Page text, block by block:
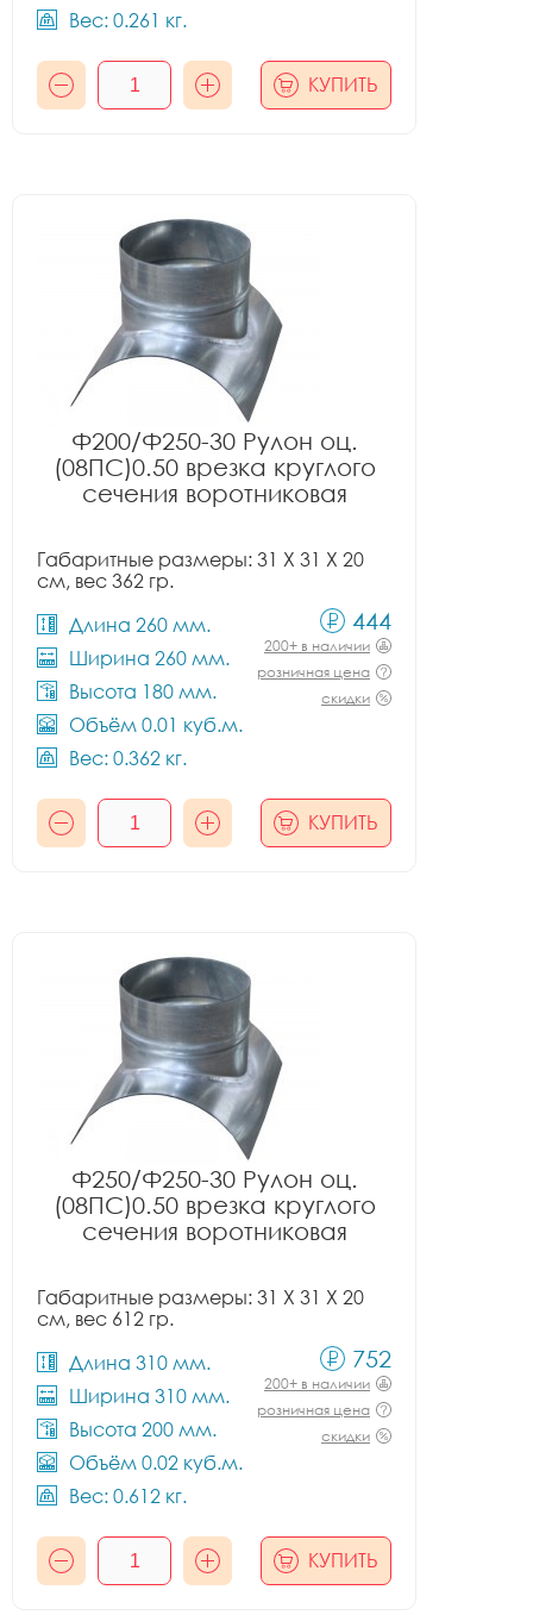
Вес: 0.261 кг.
КУПИТЬ
Ф200/Ф250-30 Рулон оц.
(08ПС)0.50 врезка круглого
сечения воротниковая
Габаритные размеры: 31 X 31 X 20
см, вес 362 гр.
Длина 260 мм.
Ширина 260 мм.
Высота 180 мм.
Объём 0.01 куб.м.
Вес: 0.362 кг.
444
200+ в наличии
розничная цена
скидки
КУПИТЬ
Ф250/Ф250-30 Рулон оц.
(08ПС)0.50 врезка круглого
сечения воротниковая
Габаритные размеры: 31 X 31 X 20
см, вес 612 гр.
Длина 310 мм.
Ширина 310 мм.
Высота 200 мм.
Объём 0.02 куб.м.
Вес: 0.612 кг.
752
200+ в наличии
розничная цена
скидки
КУПИТЬ